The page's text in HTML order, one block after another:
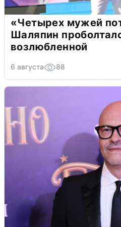
«Четырех мужей
Шаляпин
возлюбленной
6 августа 88